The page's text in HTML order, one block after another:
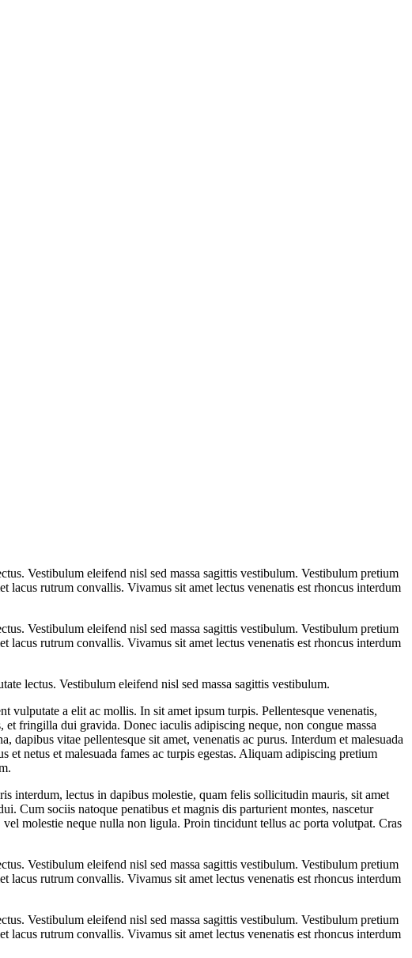
Vestibulum eleifend nisl sed massa sagittis vestibulum. Vestibulum pretium
lacus rutrum convallis. Vivamus sit amet lectus venenatis est rhoncus interdum
Vestibulum eleifend nisl sed massa sagittis vestibulum. Vestibulum pretium
lacus rutrum convallis. Vivamus sit amet lectus venenatis est rhoncus interdum
lectus. Vestibulum eleifend nisl sed massa sagittis vestibulum.
vulputate a elit ac mollis. In sit amet ipsum turpis. Pellentesque venenatis,
fringilla dui gravida. Donec iaculis adipiscing neque, non congue massa
vitae pellentesque sit amet, venenatis ac purus. Interdum et malesuada
netus et malesuada fames ac turpis egestas. Aliquam adipiscing pretium
interdum, lectus in dapibus molestie, quam felis sollicitudin mauris, sit amet
Cum sociis natoque penatibus et magnis dis parturient montes, nascetur
molestie neque nulla non ligula. Proin tincidunt tellus ac porta volutpat. Cras
Vestibulum eleifend nisl sed massa sagittis vestibulum. Vestibulum pretium
lacus rutrum convallis. Vivamus sit amet lectus venenatis est rhoncus interdum
Vestibulum eleifend nisl sed massa sagittis vestibulum. Vestibulum pretium
lacus rutrum convallis. Vivamus sit amet lectus venenatis est rhoncus interdum